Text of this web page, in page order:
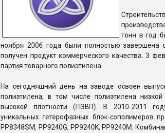
тонн в год
ноября 2006 года были полностью завершена
получен продукт коммерческого качества. 3
партия товарного полиэтилена.
На сегодняшний день на заводе освоен
полиэтилена, в том числе полиэтилена
высокой плотности (ПЭВП). В 2010-2011
уникальных гетерофазных блок-сополимеров
PP8348SM, PP9240G, PP9240K, PP9240M.